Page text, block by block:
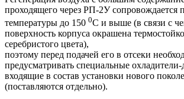
проходящего через РП-2У
температуры до 150 0С и выше (в связи с
поверхность корпуса окрашена
серебристого цвета),
поэтому перед подачей его в отсеки
предусматривать специальные
входящие в состав установки нового
(поставляются отдельно).